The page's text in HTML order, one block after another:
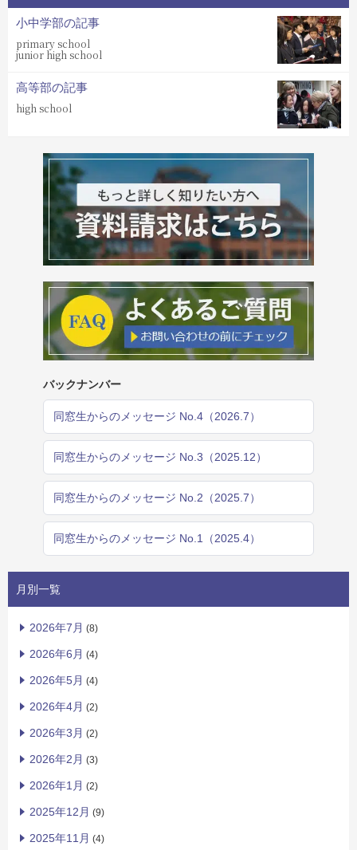
小中学部の記事
primary school
junior high school
高等部の記事
high school
バックナンバー
同窓生からのメッセージ No.4（2026.7）
同窓生からのメッセージ No.3（2025.12）
同窓生からのメッセージ No.2（2025.7）
同窓生からのメッセージ No.1（2025.4）
月別一覧
2026年7月 (8)
2026年6月 (4)
2026年5月 (4)
2026年4月 (2)
2026年3月 (2)
2026年2月 (3)
2026年1月 (2)
2025年12月 (9)
2025年11月 (4)